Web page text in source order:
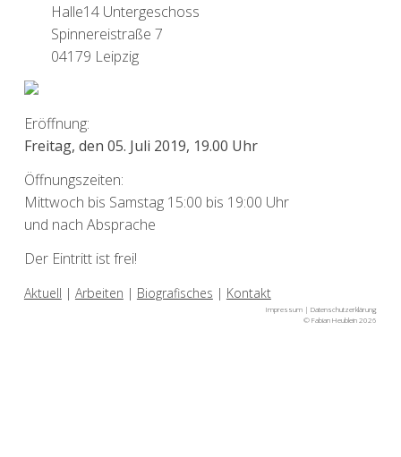
Halle14 Untergeschoss
Spinnereistraße 7
04179 Leipzig
Eröffnung:
Freitag, den 05. Juli 2019, 19.00 Uhr
Öffnungszeiten:
Mittwoch bis Samstag 15:00 bis 19:00 Uhr
und nach Absprache
Der Eintritt ist frei!
Aktuell | Arbeiten | Biografisches | Kontakt
Impressum |Datenschutzerklärung
© Fabian Heublein 2026